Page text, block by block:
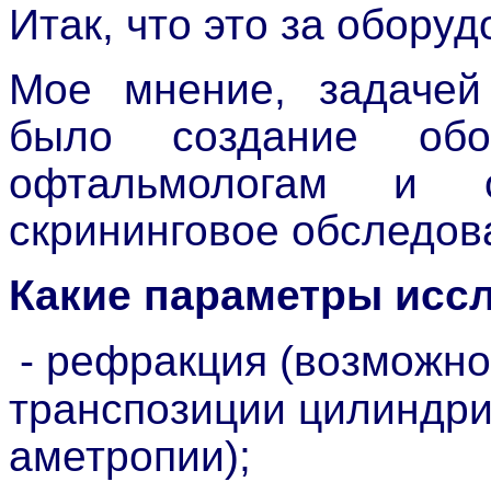
Итак, что это за
Мое мнение, задачей
было создание
офтальмологам и
скрининговое
Какие параметры
- рефракция
транспозиции
аметропии);